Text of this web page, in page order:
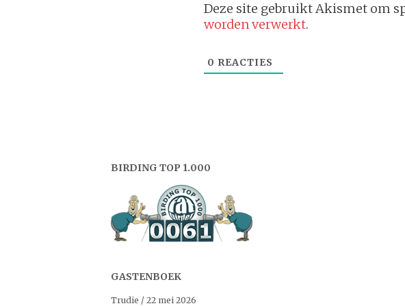
Deze site gebruikt Akismet om
worden verwerkt.
0 REACTIES
BIRDING TOP 1.000
GASTENBOEK
Trudie / 22 mei 2026